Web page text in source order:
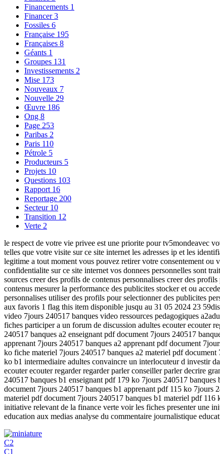
Financements 1
Financer3
Fossiles 6
Française 195
Françaises 8
Géants 1
Groupes 131
Investissements 2
Mise 173
Nouveaux 7
Nouvelle 29
Œuvre 186
Ong 8
Page 253
Paribas 2
Paris 110
Pétrole 5
Producteurs 5
Projets 10
Questions 103
Rapport 16
Reportage 200
Secteur 10
Transition 12
Verte 2
le respect de votre vie privee est une priorite pour tv5mondeavec
telles que votre visite sur ce site internet les adresses ip et les
legitime a tout moment vous pouvez retirer votre consentement ou
confidentialite sur ce site internet vos donnees personnelles sont
sources creer des profils de contenus personnalises creer des
contenus mesurer la performance des publicites stocker et ou
personnalises utiliser des profils pour selectionner des publicites
aux favoris 1 flag this item disponible jusqu au 31 05 2024 23
video 7jours 240517 banques video ressources pedagogiques
fiches participer a un forum de discussion adultes ecouter ecouter
240517 banques a2 enseignant pdf document 7jours 240517
apprenant 7jours 240517 banques a2 apprenant pdf document
ko fiche materiel 7jours 240517 banques a2 materiel pdf
ko b1 intermediaire adultes convaincre un interlocuteur d investir
ecouter ecouter regarder regarder parler conseiller parler decrire
240517 banques b1 enseignant pdf 179 ko 7jours 240517
document 7jours 240517 banques b1 apprenant pdf 115 ko 7jours
materiel pdf document 7jours 240517 banques b1 materiel pdf
initiative relevant de la finance verte voir les fiches presenter une
education aux medias analyse du commentaire journalistique
C2
C1